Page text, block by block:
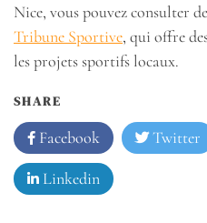
Nice, vous pouvez consulter
Tribune Sportive, qui offre
les projets sportifs locaux.
SHARE
Facebook Twitter
Linkedin